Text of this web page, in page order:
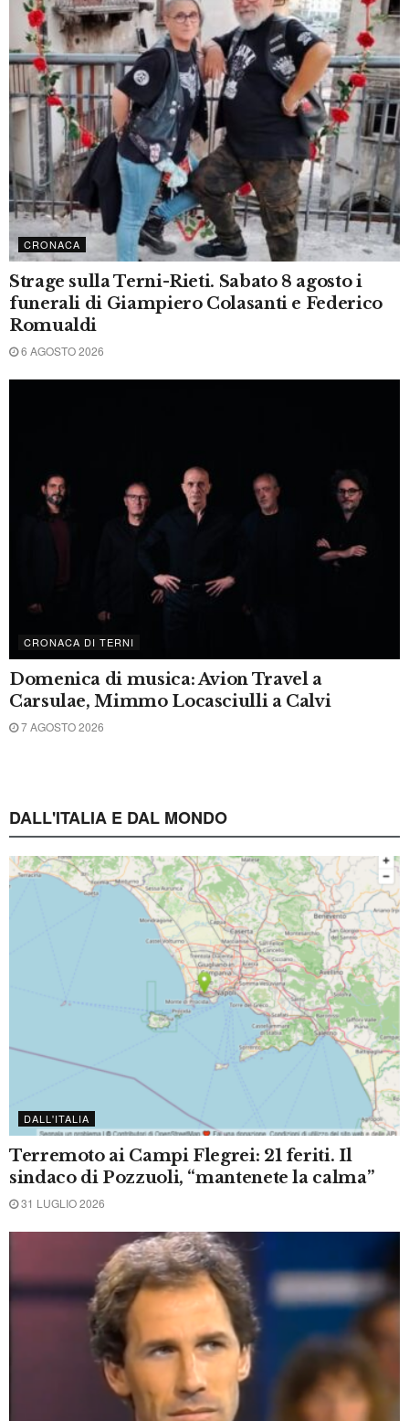
CRONACA DI TERNI
Il nuovo teatro Verdi sarà ultimato entro
dicembre 2027. Resta il finanziamento
PNRR di 10 milioni di euro
6 AGOSTO 2026
Strage sulla Terni-Rieti. Si aggrava il
bilancio delle vittime. Morto un ferito
CRONACA
Strage sulla Terni-Rieti. Sabato 8 agosto i
funerali di Giampiero Colasanti e Federico
CRONACA DI TERNI
Domenica di musica: Avion Travel a
Carsulae, Mimmo Locasciulli a Calvi
7 AGOSTO 2026